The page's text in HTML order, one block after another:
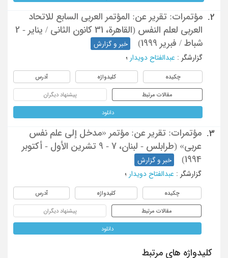
2.
مؤتمرات: تقریر عن: المؤتمر العربی السابع للاتحاد
العربی لعلم النفس (القاهرة، 31 کانون الثانی / ینایر - 2
شباط / فبریر 1999)
خبر و گزارش
گزارشگر : عبدالفتاح دویدار ؛
چکیده کلیدواژه آدرس
مقالات مرتبط پیشنهاد دیگران
دانلود
3.
مؤتمرات: تقریر عن: مؤتمر «مدخل إلی علم نفس
عربی» (طرابلس - لبنان، 7 - 9 تشرین الأول - أکتوبر
1994)
خبر و گزارش
گزارشگر : عبدالفتاح دویدار ؛
چکیده کلیدواژه آدرس
مقالات مرتبط پیشنهاد دیگران
دانلود
کلیدواژه های مرتبط